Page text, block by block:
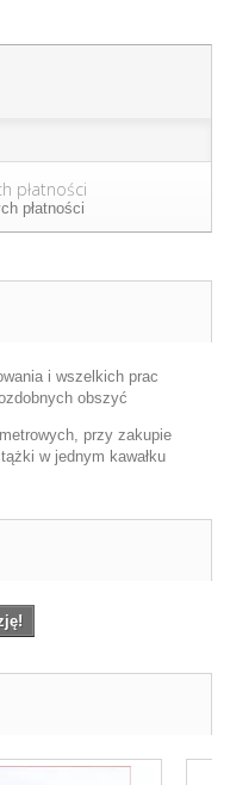
płatności
i wszelkich prac
obszyć
przy zakupie
w jednym kawałku